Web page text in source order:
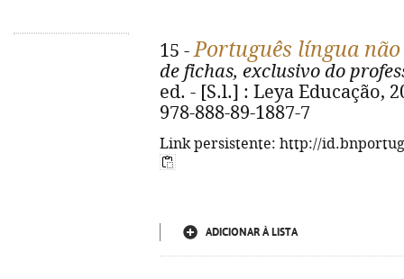
15 -Português língua
de fichas, exclusivo do
ed. - [S.l.] : Leya Educação,
978-888-89-1887-7
Link persistente: http://
ADICIONAR À LISTA